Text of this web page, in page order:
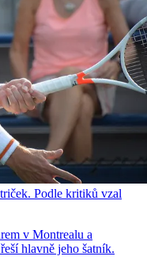
Podle kritiků vzal
v Montrealu a
hlavně jeho šatník.